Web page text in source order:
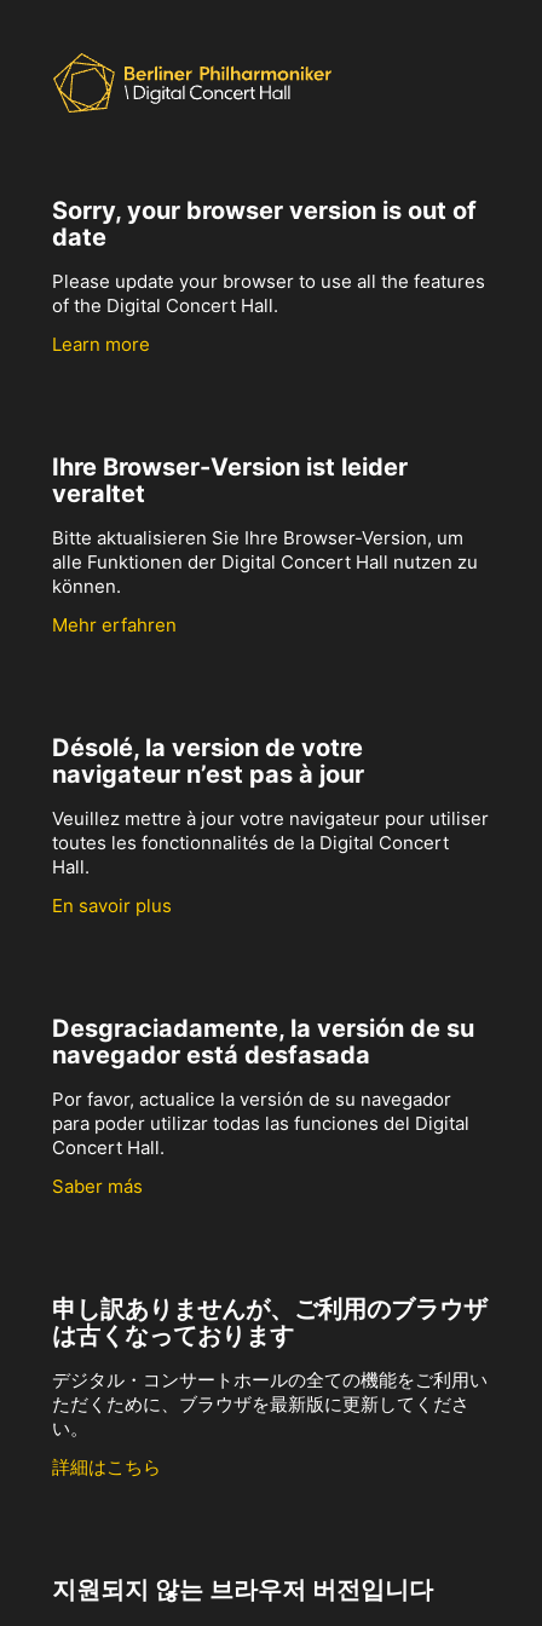
Sorry, your browser version is out of
date
Please update your browser to use all the features
of the Digital Concert Hall.
Learn more
Ihre Browser-Version ist leider
veraltet
Bitte aktualisieren Sie Ihre Browser-Version, um
alle Funktionen der Digital Concert Hall nutzen zu
können.
Mehr erfahren
Désolé, la version de votre
navigateur n’est pas à jour
Veuillez mettre à jour votre navigateur pour utiliser
toutes les fonctionnalités de la Digital Concert
Hall.
En savoir plus
Desgraciadamente, la versión de su
navegador está desfasada
Por favor, actualice la versión de su navegador
para poder utilizar todas las funciones del Digital
Concert Hall.
Saber más
申し訳ありませんが、ご利用のブラウザ
は古くなっております
デジタル・コンサートホールの全ての機能をご利用い
ただくために、ブラウザを最新版に更新してくださ
い。
詳細はこちら
지원되지 않는 브라우저 버전입니다